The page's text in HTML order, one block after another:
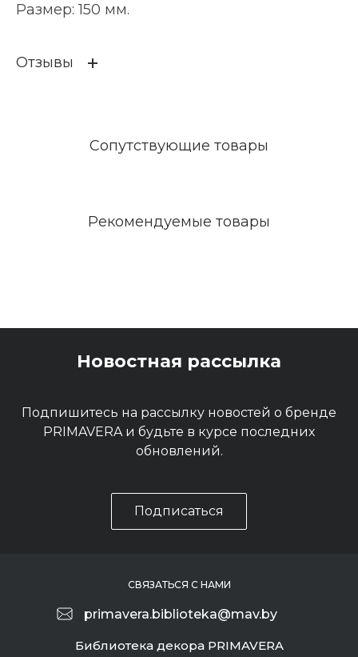
Размер: 150 мм.
Отзывы
Сопутствующие товары
Рекомендуемые товары
Новостная рассылка
Подпишитесь на рассылку новостей о бренде
PRIMAVERA и будьте в курсе последних
обновлений.
Подписаться
СВЯЗАТЬСЯ С НАМИ
primavera.biblioteka@mav.by
Библиотека декора PRIMAVERA